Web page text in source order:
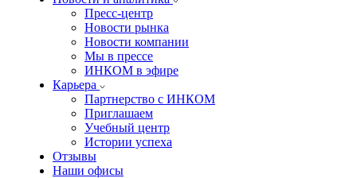
Пресс-центр
Новости рынка
Новости компании
Мы в прессе
ИНКОМ в эфире
Карьера
Партнерство с ИНКОМ
Приглашаем
Учебный центр
Истории успеха
Отзывы
Наши офисы